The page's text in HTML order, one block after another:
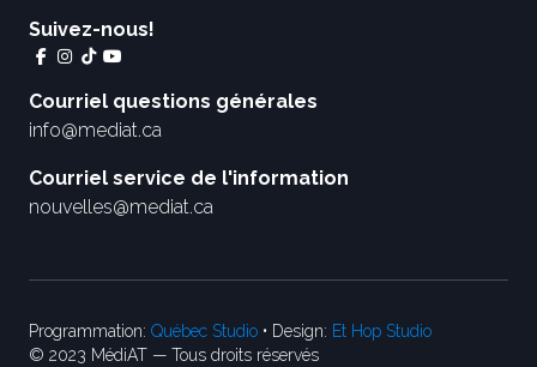
Suivez-nous!
Courriel questions générales
info@mediat.ca
Courriel service de l'information
nouvelles@mediat.ca
Programmation: Québec Studio • Design: Et Hop Studio
© 2023 MédiAT — Tous droits réservés